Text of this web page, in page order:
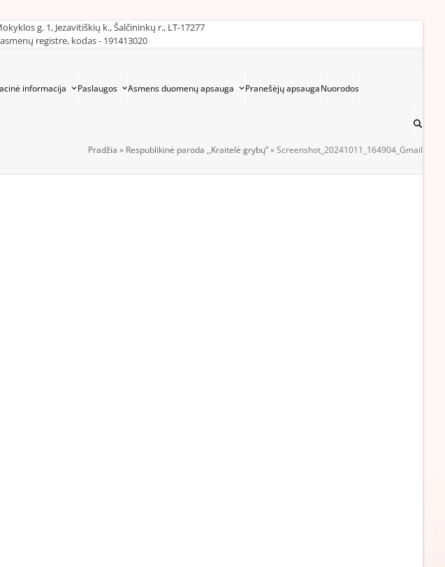
g. 1, Jezavitiškių k., Šalčininkų r., LT-17277
registre, kodas - 191413020
informacija Paslaugos Asmens duomenų apsauga Pranešėjų apsaugaNuorodos
Pradžia » Respublikinė paroda ,,Kraitelė grybų”»Screenshot_20241011_164904_Gmail